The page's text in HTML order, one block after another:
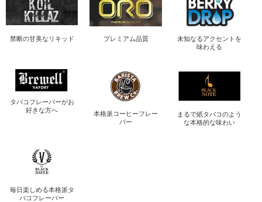
禁断の甘美なリキッド プレミアム品質
未知なるアクセントを
味わえる
タバコフレーバーがお
好きな方へ
本格派コーヒーフレー
バー
まるで紙タバコのよう
な本格的な味わい
毎日楽しめる本格派タ
バコフレーバー